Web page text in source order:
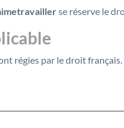
se réserve le
régies par le droit